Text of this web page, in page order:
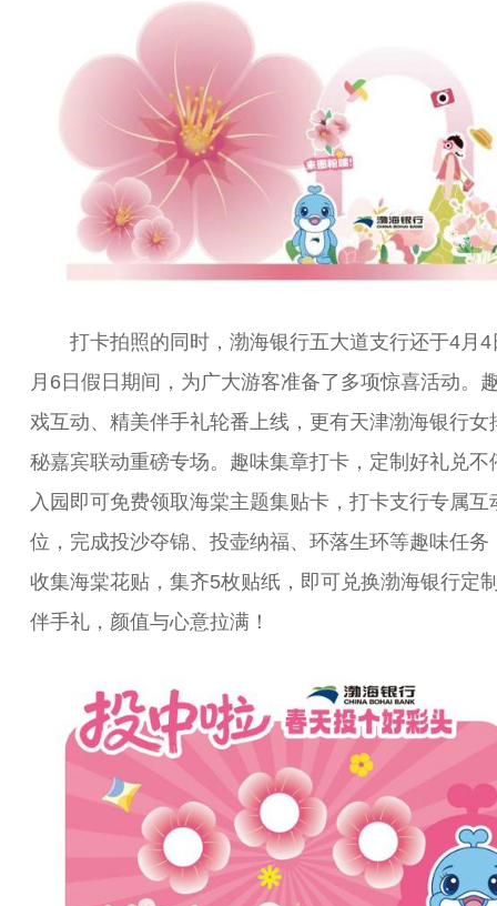
打卡拍照的同时，渤海银行五大道支行还于4月4
月6日假日期间，为广大游客准备了多项惊喜活动。
戏互动、精美伴手礼轮番上线，更有天津渤海银行女
秘嘉宾联动重磅专场。趣味集章打卡，定制好礼兑不
入园即可免费领取海棠主题集贴卡，打卡支行专属互
位，完成投沙夺锦、投壶纳福、环落生环等趣味任务
收集海棠花贴，集齐5枚贴纸，即可兑换渤海银行定
伴手礼，颜值与心意拉满！